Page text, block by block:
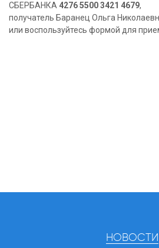
СБЕРБАНКА 4276 5500 3421 4679,
получатель Баранец Ольга
или воспользуйтесь формой для
НОВОСТИ